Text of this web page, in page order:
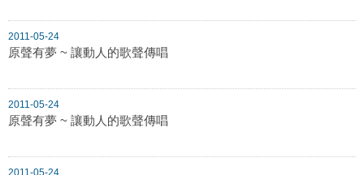
2011-05-24
原聲有夢 ~ 讓動人的歌聲傳唱
2011-05-24
原聲有夢 ~ 讓動人的歌聲傳唱
2011-05-24